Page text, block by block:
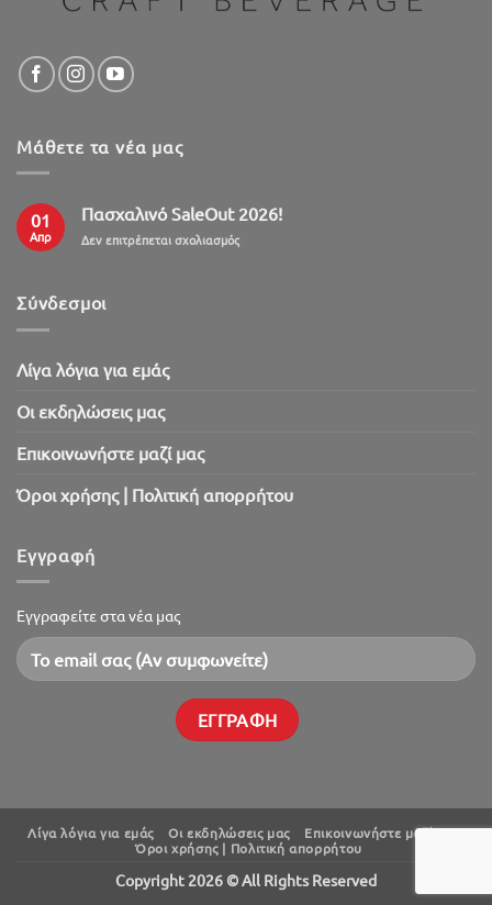
Μάθετε τα νέα μας
01
Απρ
Πασχαλινό SaleOut 2026!
Δεν επιτρέπεται σχολιασμόςστο
Σύνδεσμοι
Λίγα λόγια για εμάς
Oι εκδηλώσεις μας
Επικοινωνήστε μαζί μας
Όροι χρήσης | Πολιτική απορρήτου
Εγγραφή
Εγγραφείτε στα νέα μας
Λίγα λόγια για εμάς Oι εκδηλώσεις μας
Επικοινωνήστε μαζί μας
Όροι χρήσης | Πολιτική απορρήτου
Copyright 2026 © All Rights Reserved